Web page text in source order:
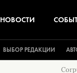
НОВОСТИ
ВЫБОР РЕДАКЦИИ